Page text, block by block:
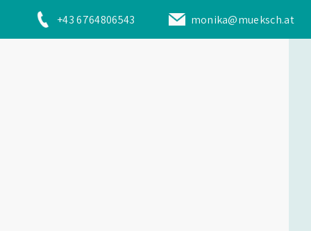
+43 6764806543 monika@mueksch.at